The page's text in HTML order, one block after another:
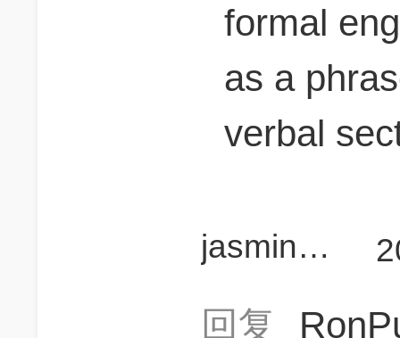
formal
as a
verbal
jasminesong1009
回复